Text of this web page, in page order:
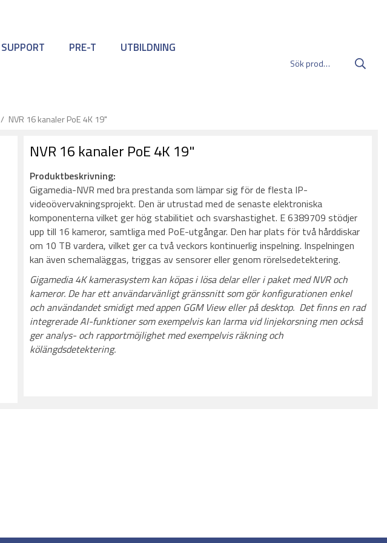
SUPPORT PRE-T UTBILDNING
/ NVR 16 kanaler PoE 4K 19"
NVR 16 kanaler PoE 4K 19"
Produktbeskrivning:
Gigamedia-NVR med bra prestanda som lämpar sig för de flesta IP-
videoövervakningsprojekt. Den är utrustad med de senaste elektroniska
komponenterna vilket ger hög stabilitiet och svarshastighet. E 6389709 stödjer
upp till 16 kameror, samtliga med PoE-utgångar. Den har plats för två hårddiskar
om 10 TB vardera, vilket ger ca två veckors kontinuerlig inspelning. Inspelningen
kan även schemaläggas, triggas av sensorer eller genom rörelsedetektering.
Gigamedia 4K kamerasystem kan köpas i lösa delar eller i paket med NVR och
kameror. De har ett användarvänligt gränssnitt som gör konfigurationen enkel
och användandet smidigt med appen GGM View eller på desktop. Det finns en rad
integrerade AI-funktioner som exempelvis kan larma vid linjekorsning men också
ger analys- och rapportmöjlighet med exempelvis räkning och
kölängdsdetektering.